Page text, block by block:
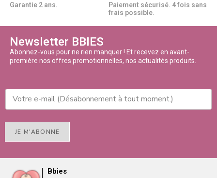
Garantie 2 ans.
Paiement sécurisé. 4 fois sans
frais possible.
Newsletter BBIES
Abonnez-vous pour ne rien manquer ! Et recevez en avant-
première nos offres promotionnelles, nos actualités produits.
JE M'ABONNE
Bbies